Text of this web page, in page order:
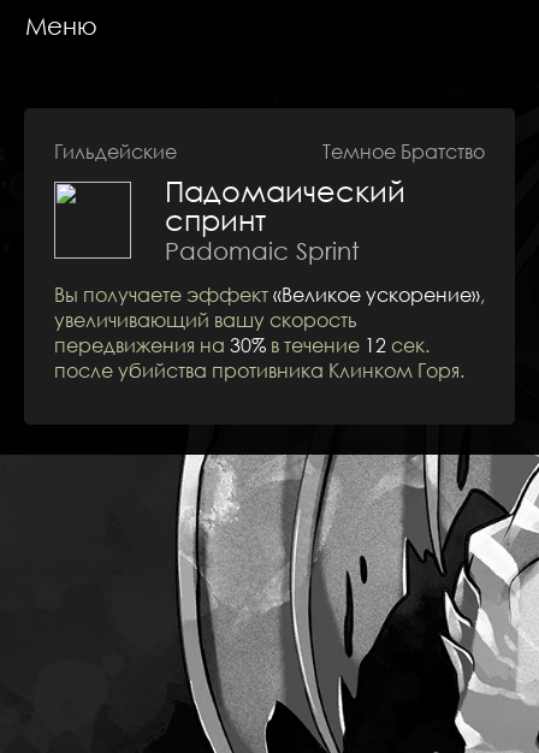
Навыки
Меню
Гильдейские Темное Братство
Падомаический
спринт
Padomaic Sprint
Вы получаете эффект«Великое ускорение»,
увеличивающий вашу скорость
передвижения на 30% в течение 12 сек.
после убийства противника Клинком Горя.